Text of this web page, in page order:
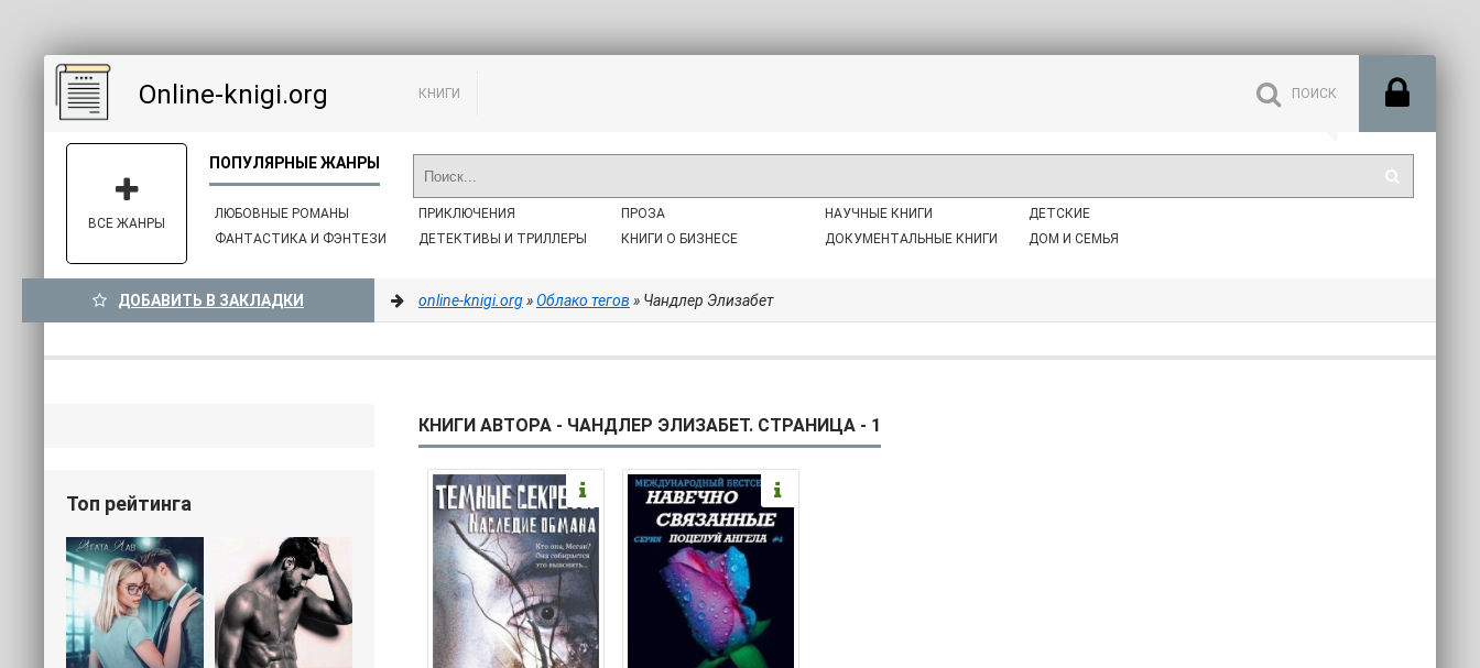
Online-knigi.org КНИГИ
ЛЮБОВНЫЕ РОМАНЫ
ФАНТАСТИКА И ФЭНТЕЗИ
ПРИКЛЮЧЕНИЯ
ДЕТЕКТИВЫ И ТРИЛЛЕРЫ
ПРОЗА
КНИГИ О БИЗНЕСЕ
НАУЧНЫЕ КНИГИ
ДОКУМЕНТАЛЬНЫЕ КНИГИ
ДЕТСКИЕ
ДОМ И СЕМЬЯ
ВСЕ ЖАНРЫ
ДОБАВИТЬ В ЗАКЛАДКИ online-knigi.org»Облако тегов » Чандлер Элизабет
КНИГИ АВТОРА - ЧАНДЛЕР ЭЛИЗАБЕТ. СТРАНИЦА - 1
Топ рейтинга